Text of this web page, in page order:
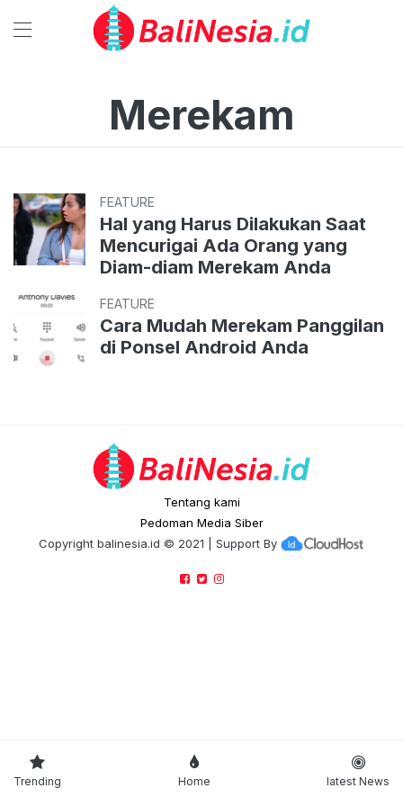
Merekam
FEATURE
Hal yang Harus Dilakukan Saat
Mencurigai Ada Orang yang
Diam-diam Merekam Anda
FEATURE
Cara Mudah Merekam Panggilan
di Ponsel Android Anda
Tentang kami
Pedoman Media Siber
Copyright balinesia.id © 2021 | Support By
Trending Home latest News